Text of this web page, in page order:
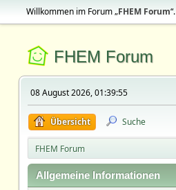
Willkommen im Forum „FHEM Forum“.
FHEM Forum
08 August 2026, 01:39:55
Übersicht Suche
FHEM Forum
Allgemeine Informationen